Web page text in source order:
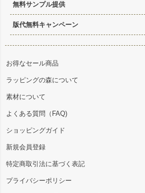
無料サンプル提供
版代無料キャンペーン
お得なセール商品
ラッピングの森について
素材について
よくある質問（FAQ)
ショッピングガイド
新規会員登録
特定商取引法に基づく表記
プライバシーポリシー